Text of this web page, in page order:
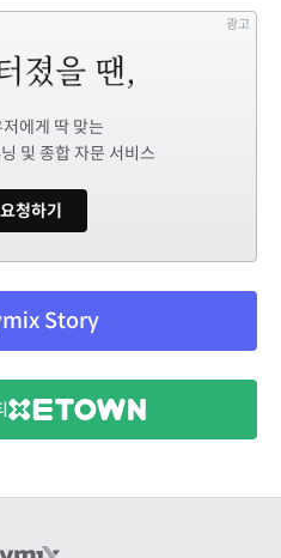
광고
에게 딱 맞는
및 종합 자문 서비스
청하기
Story